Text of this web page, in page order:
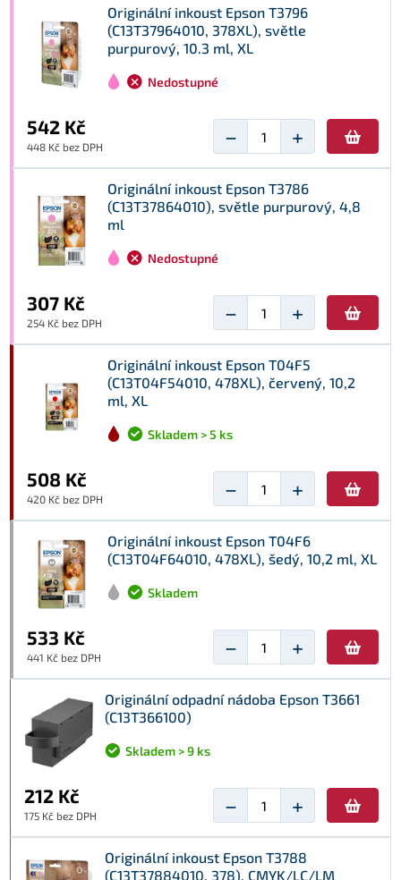
Originální inkoust Epson T3796
(C13T37964010, 378XL), světle
purpurový, 10.3 ml, XL
Nedostupné
542 Kč
448 Kč bez DPH − +
Originální inkoust Epson T3786
(C13T37864010), světle purpurový, 4,8
ml
Nedostupné
307 Kč
254 Kč bez DPH − +
Originální inkoust Epson T04F5
(C13T04F54010, 478XL), červený, 10,2
ml, XL
Skladem > 5 ks
508 Kč
420 Kč bez DPH − +
Originální inkoust Epson T04F6
(C13T04F64010, 478XL), šedý, 10,2 ml, XL
Skladem
533 Kč
441 Kč bez DPH − +
Originální odpadní nádoba Epson T3661
(C13T366100)
Skladem > 9 ks
212 Kč
175 Kč bez DPH − +
Originální inkoust Epson T3788
(C13T37884010, 378), CMYK/LC/LM